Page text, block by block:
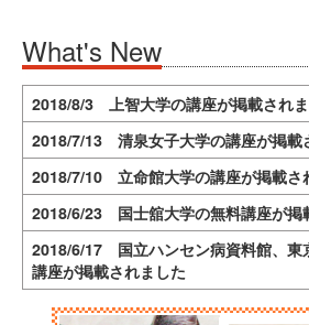
What's New
2018/8/3 上智大学の講座が掲載され
2018/7/13 清泉女子大学の講座が掲載
2018/7/10 立命館大学の講座が掲載さ
2018/6/23 国士舘大学の無料講座が掲
2018/6/17 国立ハンセン病資料館、東
講座が掲載されました